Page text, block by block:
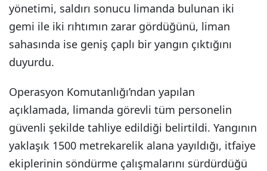
yönetimi, saldırı sonucu limanda bulunan iki
gemi ile iki rıhtımın zarar gördüğünü, liman
sahasında ise geniş çaplı bir yangın çıktığını
duyurdu.
Operasyon Komutanlığı’ndan yapılan
açıklamada, limanda görevli tüm personelin
güvenli şekilde tahliye edildiği belirtildi. Yangının
yaklaşık 1500 metrekarelik alana yayıldığı, itfaiye
ekiplerinin söndürme çalışmalarını sürdürdüğü